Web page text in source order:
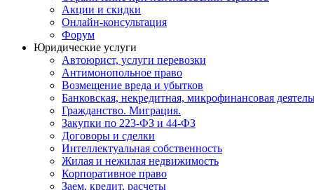
Акции и скидки
Онлайн-консультация
Форум
Юридические услуги
Автоюрист, услуги перевозки
Антимонопольное право
Возмещение вреда и убытков
Банковская, некредитная, микрофинансовая
Гражданство. Миграция.
Закупки по 223-ФЗ и 44-ФЗ
Договоры и сделки
Интеллектуальная собственность
Жилая и нежилая недвижимость
Корпоративное право
Заем, кредит, расчеты